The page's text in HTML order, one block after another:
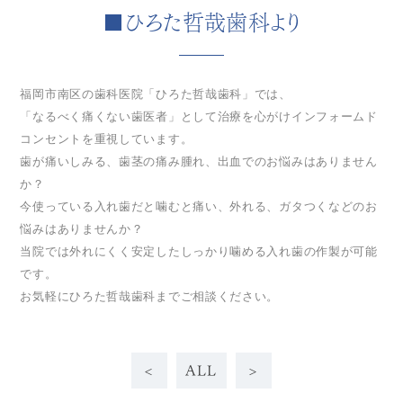
■ひろた哲哉歯科より
福岡市南区の歯科医院「ひろた哲哉歯科」では、
「なるべく痛くない歯医者」として治療を心がけインフォームド
コンセントを重視しています。
歯が痛いしみる、歯茎の痛み腫れ、出血でのお悩みはありません
か？
今使っている入れ歯だと噛むと痛い、外れる、ガタつくなどのお
悩みはありませんか？
当院では外れにくく安定したしっかり噛める入れ歯の作製が可能
です。
お気軽にひろた哲哉歯科までご相談ください。
< ALL >